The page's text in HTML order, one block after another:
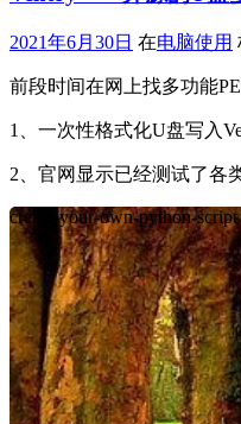
2021年6月30日 在电脑使用
前段时间在网上找多功能
1、一次性格式化U盘写入
2、官网显示已经测试了
create-your-own-python-script